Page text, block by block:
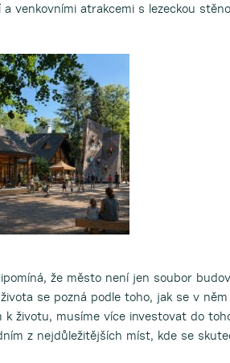
venkovními atrakcemi s lezeckou
že město není jen soubor
se pozná podle toho, jak se v
k životu, musíme více investovat do
z nejdůležitějších míst, kde se